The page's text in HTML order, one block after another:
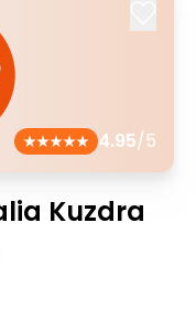
4.95/5
Kuzdra